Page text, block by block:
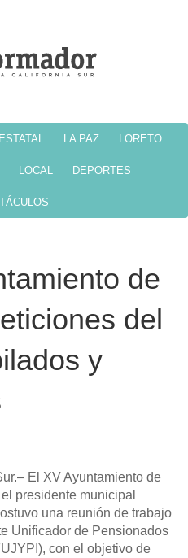
ESTATAL LA PAZ LORETO
LOCAL DEPORTES
de
del
y
.– El XV Ayuntamiento de
presidente municipal
una reunión de trabajo
Unificador de Pensionados
con el objetivo de